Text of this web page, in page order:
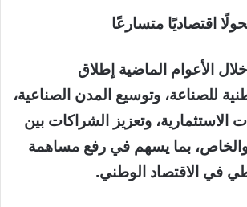
اقتصاديًا متسارعًا
الأعوام الماضية إطلاق
للصناعة، وتوسيع المدن الصناعية،
الاستثمارية، وتعزيز الشراكات بين
والخاص، بما يسهم في رفع مساهمة
في الاقتصاد الوطني.